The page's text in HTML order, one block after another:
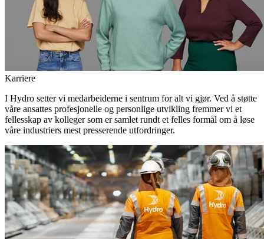
Karriere
I Hydro setter vi medarbeiderne i sentrum for alt vi gjør. Ved å støtte
våre ansattes profesjonelle og personlige utvikling fremmer vi et
fellesskap av kolleger som er samlet rundt et felles formål om å løse
våre industriers mest presserende utfordringer.